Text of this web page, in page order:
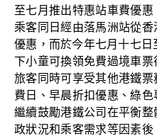
至七月推出特惠站車費優
乘客同日經由落馬洲站從
優惠，而於今年七月十七
下小童可換領免費過境車
旅客同時可享受其他港鐵
費日、早晨折扣優惠、綠
繼續鼓勵港鐵公司在平衡
政狀況和乘客需求等因素